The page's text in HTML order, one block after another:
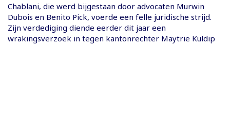
Chablani, die werd bijgestaan door advocaten Murwin
Dubois en Benito Pick, voerde een felle juridische strijd.
Zijn verdediging diende eerder dit jaar een
wrakingsverzoek in tegen kantonrechter Maytrie Kuldip